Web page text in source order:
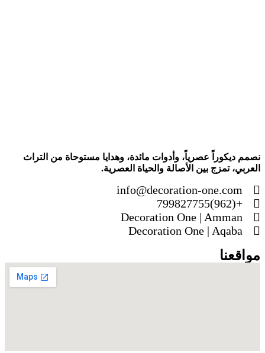
نصمم ديكوراً عصرياً، وأدوات مائدة، وهدايا مستوحاة من التراث
العربي، تمزج بين الأصالة والحياة العصرية.
info@decoration-one.com
+(962)799827755
Decoration One | Amman
Decoration One | Aqaba
مواقعنا